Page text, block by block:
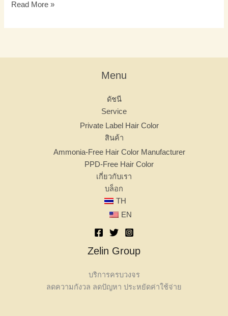
Read More »
Menu
ดัชนี
Service
Private Label Hair Color
สินค้า
Ammonia-Free Hair Color Manufacturer
PPD-Free Hair Color
เกี่ยวกับเรา
บล็อก
TH
EN
Zelin Group
บริการครบวงจร
ลดความกังวล ลดปัญหา ประหยัดค่าใช้จ่าย